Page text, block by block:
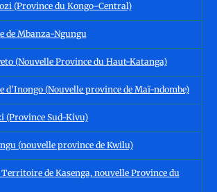
(Province du Kongo-Central)
de Mbanza-Ngungu
(Nouvelle Province du Haut-Katanga)
(Nouvelle province de Maï-ndombe)
(Province Sud-Kivu)
(nouvelle province de Kwilu)
de Kasenga, nouvelle Province du